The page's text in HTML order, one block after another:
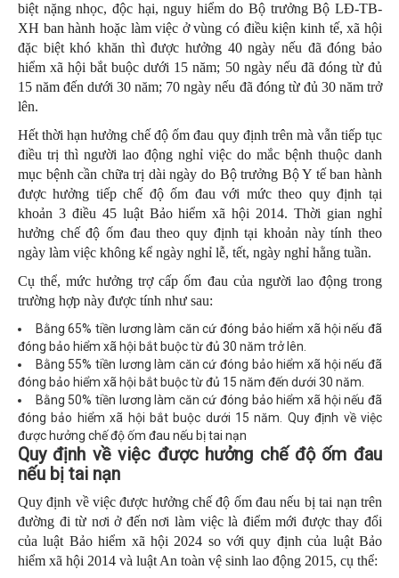
biệt nặng nhọc, độc hại, nguy hiểm do Bộ trưởng Bộ LĐ-TB-
XH ban hành hoặc làm việc ở vùng có điều kiện kinh tế, xã hội
đặc biệt khó khăn thì được hưởng 40 ngày nếu đã đóng bảo
hiểm xã hội bắt buộc dưới 15 năm; 50 ngày nếu đã đóng từ đủ
15 năm đến dưới 30 năm; 70 ngày nếu đã đóng từ đủ 30 năm trở
lên.
Hết thời hạn hưởng chế độ ốm đau quy định trên mà vẫn tiếp tục
điều trị thì người lao động nghỉ việc do mắc bệnh thuộc danh
mục bệnh cần chữa trị dài ngày do Bộ trưởng Bộ Y tế ban hành
được hưởng tiếp chế độ ốm đau với mức theo quy định tại
khoản 3 điều 45 luật Bảo hiểm xã hội 2014. Thời gian nghỉ
hưởng chế độ ốm đau theo quy định tại khoản này tính theo
ngày làm việc không kể ngày nghỉ lễ, tết, ngày nghỉ hằng tuần.
Cụ thể, mức hưởng trợ cấp ốm đau của người lao động trong
trường hợp này được tính như sau:
Bằng 65% tiền lương làm căn cứ đóng bảo hiểm xã hội nếu đã
đóng bảo hiểm xã hội bắt buộc từ đủ 30 năm trở lên.
Bằng 55% tiền lương làm căn cứ đóng bảo hiểm xã hội nếu đã
đóng bảo hiểm xã hội bắt buộc từ đủ 15 năm đến dưới 30 năm.
Bằng 50% tiền lương làm căn cứ đóng bảo hiểm xã hội nếu đã
đóng bảo hiểm xã hội bắt buộc dưới 15 năm. Quy định về việc
được hưởng chế độ ốm đau nếu bị tai nạn
Quy định về việc được hưởng chế độ ốm đau
nếu bị tai nạn
Quy định về việc được hưởng chế độ ốm đau nếu bị tai nạn trên
đường đi từ nơi ở đến nơi làm việc là điểm mới được thay đổi
của luật Bảo hiểm xã hội 2024 so với quy định của luật Bảo
hiểm xã hội 2014 và luật An toàn vệ sinh lao động 2015, cụ thể: